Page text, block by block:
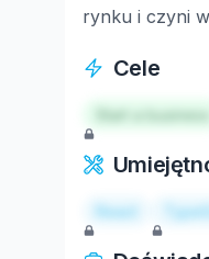
rynku i czyni
Cele
Start a business
React